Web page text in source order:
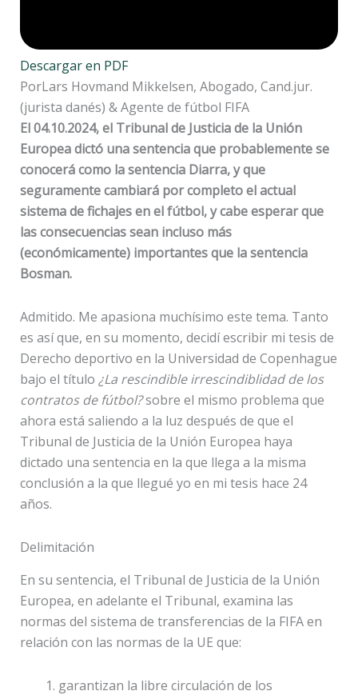
Descargar en PDF
PorLars Hovmand Mikkelsen, Abogado, Cand.jur.
(jurista danés) & Agente de fútbol FIFA
El 04.10.2024, el Tribunal de Justicia de la Unión
Europea dictó una sentencia que probablemente se
conocerá como la sentencia Diarra, y que
seguramente cambiará por completo el actual
sistema de fichajes en el fútbol, ​​y cabe esperar que
las consecuencias sean incluso más
(económicamente) importantes que la sentencia
Bosman.
Admitido. Me apasiona muchísimo este tema. Tanto
es así que, en su momento, decidí escribir mi tesis de
Derecho deportivo en la Universidad de Copenhague
bajo el título ¿La rescindible irrescindiblidad de los
contratos de fútbol?sobre el mismo problema que
ahora está saliendo a la luz después de que el
Tribunal de Justicia de la Unión Europea haya
dictado una sentencia en la que llega a la misma
conclusión a la que llegué yo en mi tesis hace 24
años.
Delimitación
En su sentencia, el Tribunal de Justicia de la Unión
Europea, en adelante el Tribunal, examina las
normas del sistema de transferencias de la FIFA en
relación con las normas de la UE que:
garantizan la libre circulación de los